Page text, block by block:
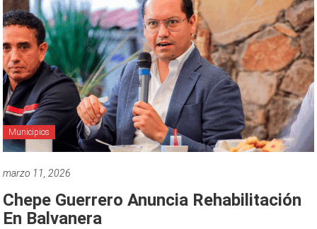
Municipios
marzo 11, 2026
Chepe Guerrero Anuncia Rehabilitación
En Balvanera